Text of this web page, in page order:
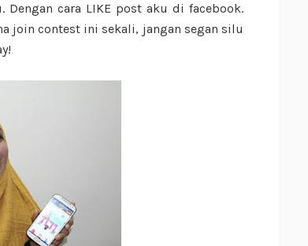
cara LIKE post aku di facebook.
join contest ini sekali, jangan segan silu